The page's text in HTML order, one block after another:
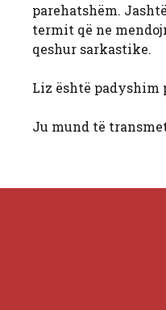
parehatshëm.
termit që ne
qeshur sarkastike.
Liz është padyshim
Ju mund të